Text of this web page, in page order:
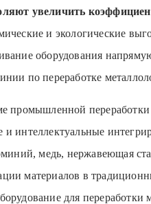
увеличить
и экологические
оборудования
по переработке
промышленной переработки
и интеллектуальные
медь, нержавеющая
материалов в
для